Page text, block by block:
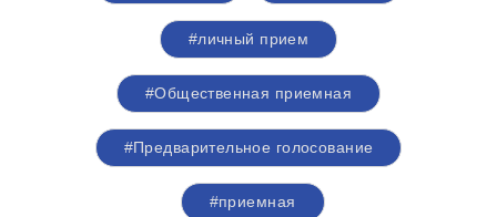
#личный прием
#Общественная приемная
#Предварительное голосование
#приемная